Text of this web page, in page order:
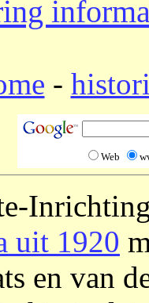
-
Web
uit 1920
en van